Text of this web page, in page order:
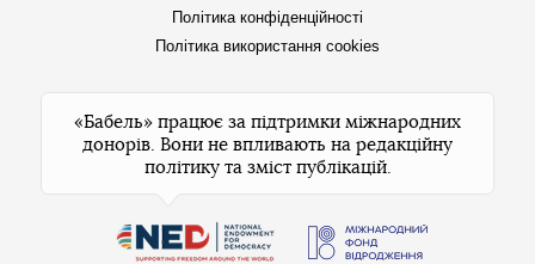
Політика конфіденційності
Політика використання cookies
«Бабель» працює за підтримки міжнародних
донорів. Вони не впливають на редакційну
політику та зміст публікацій.